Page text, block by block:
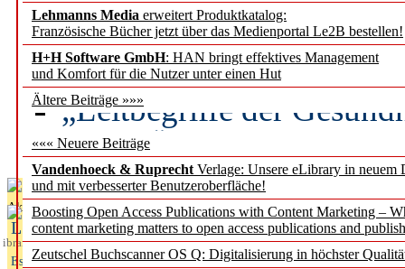
Lehmanns Media erweitert Produktkatalog:
Französische Bücher jetzt über das Medienportal Le2B bestellen!
H+H Software GmbH: HAN bringt effektives Management
und Komfort für die Nutzer unter einen Hut
Ältere Beiträge »»»
««« Neuere Beiträge
Vandenhoeck & Ruprecht Verlage: Unsere eLibrary in neuem
und mit verbesserter Benutzeroberfläche!
Boosting Open Access Publications with Content Marketing –
content marketing matters to open access publications and
Zeutschel Buchscanner OS Q: Digitalisierung in höchster
Künstliche Intelligenz
besser zu verstehen
„Leitbegriffe der
des BIÖG erscheinen
Aktuelles aus
L
ibrary
Essentials